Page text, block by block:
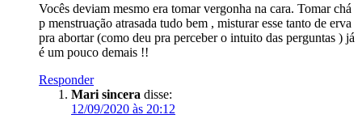
Vocês deviam mesmo era tomar vergonha na cara. Tomar chá
p menstruação atrasada tudo bem , misturar esse tanto de erva
pra abortar (como deu pra perceber o intuito das perguntas ) já
é um pouco demais !!
Responder
Mari sincera disse:
12/09/2020 às 20:12